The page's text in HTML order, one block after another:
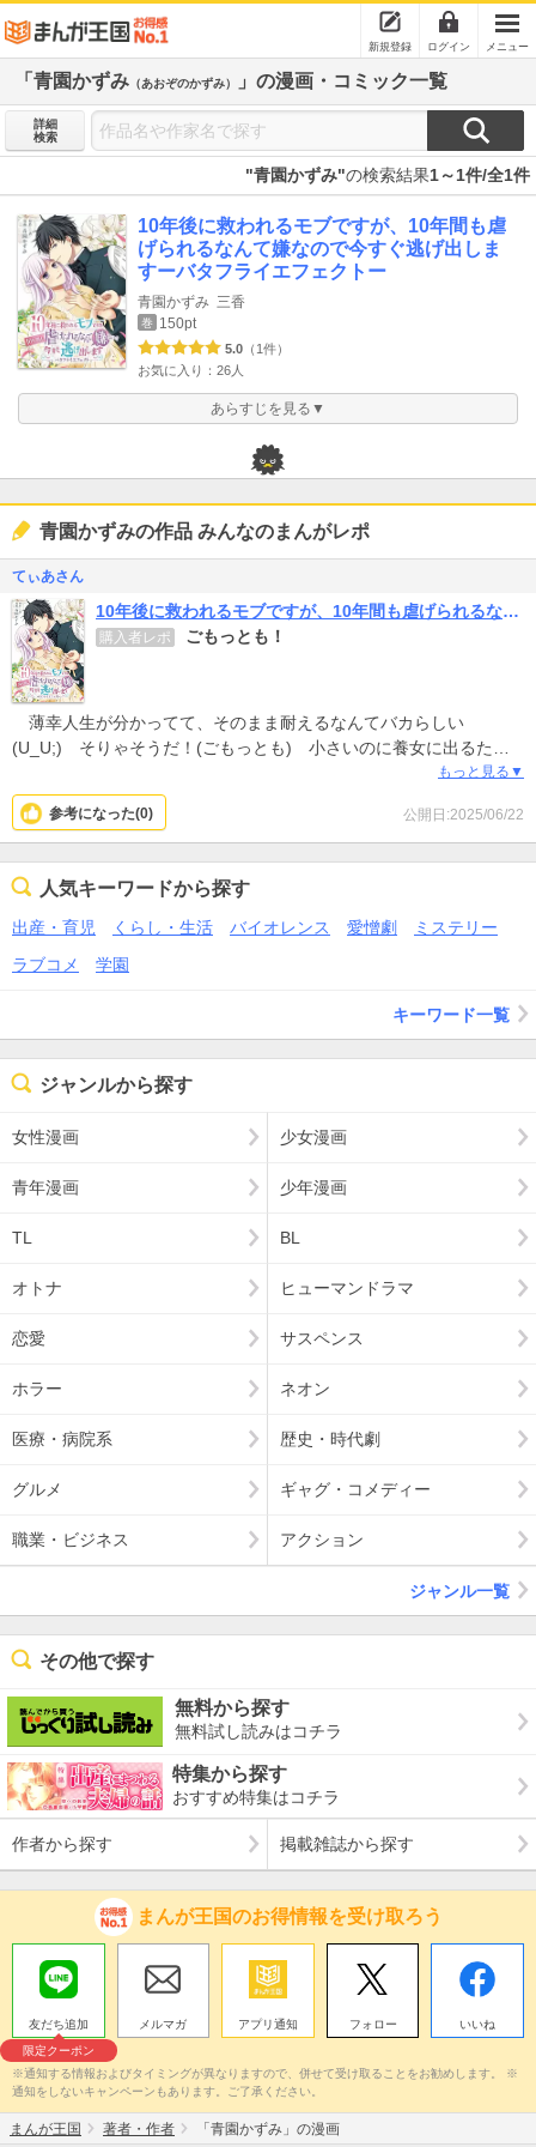
新規登録 ログイン メニュー
「青園かずみ （あおぞのかずみ） 」の漫画・コミック一覧
詳細
検索
"青園かずみ"の検索結果1～1件/全1件
10年後に救われるモブですが、10年間も虐
げられるなんて嫌なので今すぐ逃げ出しま
すーバタフライエフェクトー
青園かずみ 三香
巻 150pt
5.0 （1件）
お気に入り：26人
あらすじを見る▼
青園かずみの作品 みんなのまんがレポ
てぃあさん
10年後に救われるモブですが、10年間も虐げられるなんて嫌なので今すぐ逃げ出しますーバタフライエフェクトー
購入者レポ ごもっとも！
薄幸人生が分かってて、そのまま耐えるなんてバカらしい
(U_U;) そりゃそうだ！(ごもっとも) 小さいのに養女に出るため
のプレゼン、そしてその先での愛され人生？ 本人は気づいてない
みたいだけど、周囲の生暖かい目も微笑ましいようなｗ 早く続き
が読みたいです！
もっと見る▼
公開日:2025/06/22
参考になった(0)
人気キーワードから探す
出産・育児 くらし・生活 バイオレンス 愛憎劇
ミステリー
ラブコメ
学園
キーワード一覧
ジャンルから探す
女性漫画 少女漫画
青年漫画 少年漫画
TL BL
オトナ ヒューマンドラマ
恋愛 サスペンス
ホラー ネオン
医療・病院系 歴史・時代劇
グルメ ギャグ・コメディー
職業・ビジネス アクション
ジャンル一覧
その他で探す
無料から探す
無料試し読みはコチラ
特集から探す
おすすめ特集はコチラ
作者から探す 掲載雑誌から探す
まんが王国のお得情報を受け取ろう
友だち追加
限定クーポン
メルマガ アプリ通知 フォロー いいね
※通知する情報およびタイミングが異なりますので、併せて受け取ることをお勧めします。 ※
通知をしないキャンペーンもあります。ご了承ください。
まんが王国 著者・作者 「青園かずみ」の漫画